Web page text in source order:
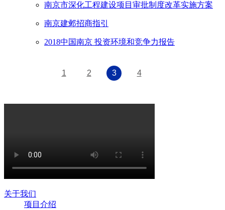
南京市深化工程建设项目审批制度改革实施方案
南京建邺招商指引
2018中国南京 投资环境和竞争力报告
1 2 3 4
关于我们
项目介绍